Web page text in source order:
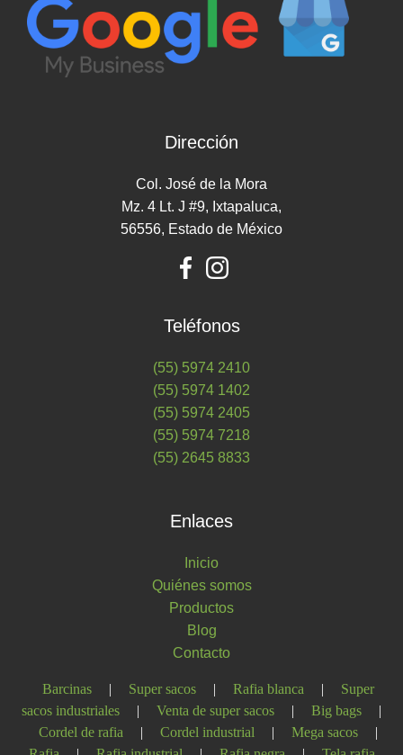
Dirección
Col. José de la Mora
Mz. 4 Lt. J #9, Ixtapaluca,
56556, Estado de México
Teléfonos
(55) 5974 2410
(55) 5974 1402
(55) 5974 2405
(55) 5974 7218
(55) 2645 8833
Enlaces
Inicio
Quiénes somos
Productos
Blog
Contacto
Barcinas | Super sacos | Rafia blanca |
Super
sacos industriales
| Venta de super sacos | Big bags
|
Cordel de rafia
| Cordel industrial | Mega sacos
|